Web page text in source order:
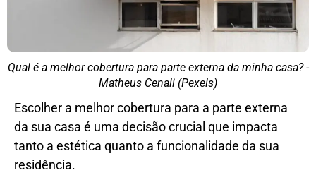
Qual é a melhor cobertura para parte externa da minha casa? -
Matheus Cenali (Pexels)
Escolher a melhor cobertura para a parte externa
da sua casa é uma decisão crucial que impacta
tanto a estética quanto a funcionalidade da sua
residência.